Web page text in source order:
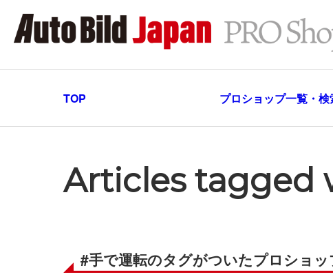
TOP プロショップ一覧・検
Articles tagged
#手で運転のタグがついたプロショ